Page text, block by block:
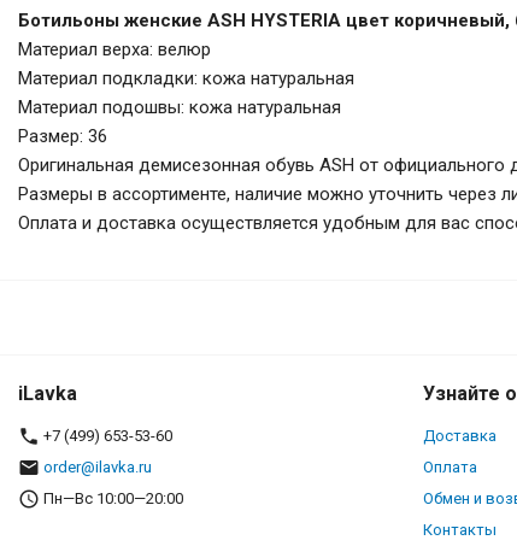
Ботильоны женские ASH HYSTERIA цвет
Материал верха: велюр
Материал подкладки: кожа натуральная
Материал подошвы: кожа натуральная
Размер: 36
Оригинальная демисезонная обувь ASH от
Размеры в ассортименте, наличие можно уточнить через
Оплата и доставка осуществляется удобным для вас
iLavka
+7 (499) 653-53-60
order@ilavka.ru
Пн—Вс 10:00—20:00
Узнайте
Доставка
Оплата
Обмен и
Контакты